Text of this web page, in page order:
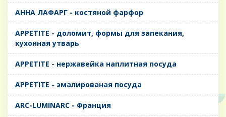
AHHA ЛАФАРГ - костяной фарфор
APPETITE - доломит, формы для запекания,
кухонная утварь
APPETITE - нержавейка наплитная посуда
APPETITE - эмалированая посуда
ARC-LUMINARC - Франция